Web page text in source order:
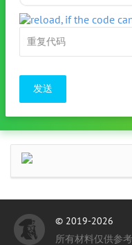
发送
© 2019-2026
所有材料仅供参